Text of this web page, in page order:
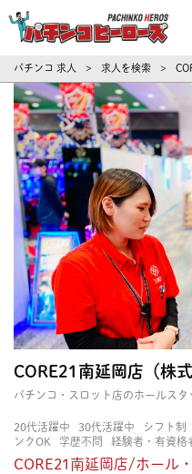
パ
パチンコ 求人 > 求人を検索 >
CORE21南延岡店（株
パチンコ・スロット店のホールスタ
20代活躍中 30代活躍中 シフト制
ンクOK
学歴不問 経験者・有資格
CORE21南延岡店/ホール